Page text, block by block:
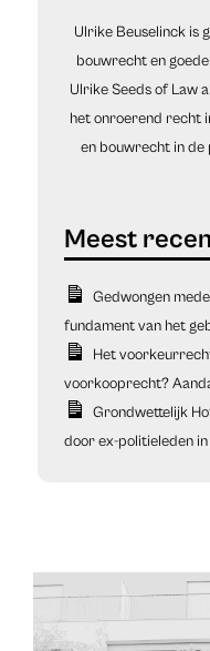
Ulrike Beuselinck is
bouwrecht en
Ulrike Seeds of Law
het onroerend recht
en bouwrecht in de
Gedwongen
fundament van het
Het
voorkooprecht?
Grondwettelijk
door ex-politieleden